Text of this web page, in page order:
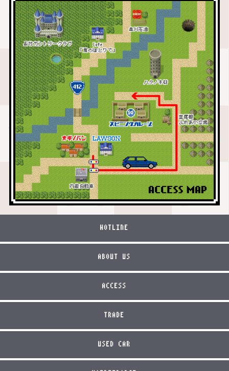
HOTLINE
ABOUT US
ACCESS
TRADE
USED CAR